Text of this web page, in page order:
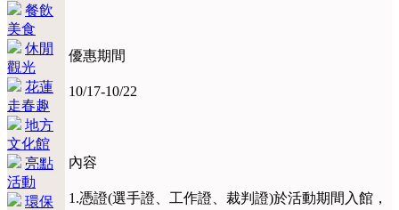
餐飲
美食
休閒
觀光
花蓮
走春趣
地方
文化館
亮點
活動
環保
優惠期間
10/17-10/22
內容
1.憑證(選手證、工作證、裁判證)於活動期間入館，